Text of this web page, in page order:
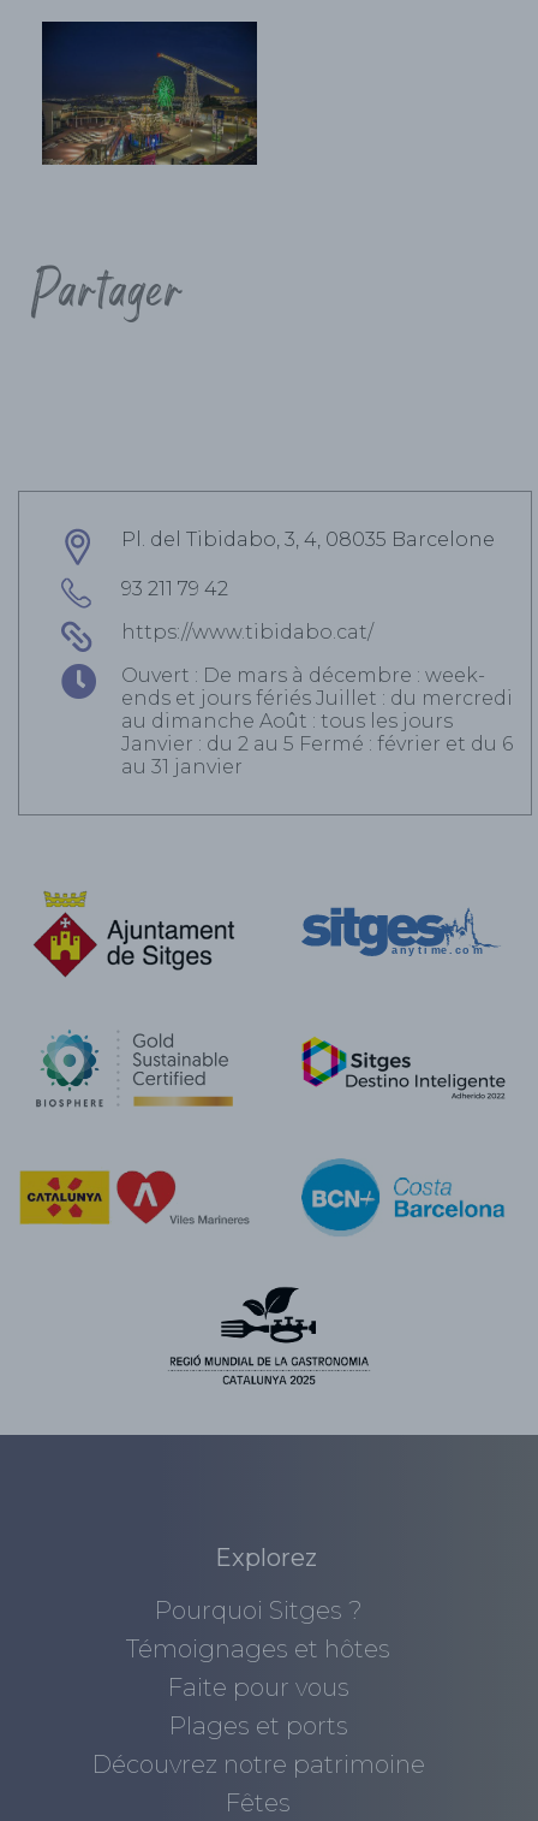
Partager
Pl. del Tibidabo, 3, 4, 08035 Barcelone
93 211 79 42
https://www.tibidabo.cat/
Ouvert : De mars à décembre : week-
ends et jours fériés Juillet : du mercredi
au dimanche Août : tous les jours
Janvier : du 2 au 5 Fermé : février et du 6
au 31 janvier
Explorez
Pourquoi Sitges ?
Témoignages et hôtes
Faite pour vous
Plages et ports
Découvrez notre patrimoine
Fêtes